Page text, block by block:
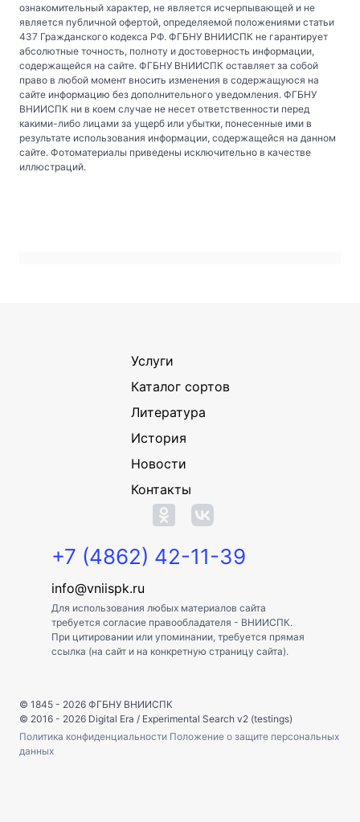
ознакомительный характер, не является исчерпывающей и не
является публичной офертой, определяемой положениями статьи
437 Гражданского кодекса РФ. ФГБНУ ВНИИСПК не гарантирует
абсолютные точность, полноту и достоверность информации,
содержащейся на сайте. ФГБНУ ВНИИСПК оставляет за собой
право в любой момент вносить изменения в содержащуюся на
сайте информацию без дополнительного уведомления. ФГБНУ
ВНИИСПК ни в коем случае не несет ответственности перед
какими-либо лицами за ущерб или убытки, понесенные ими в
результате использования информации, содержащейся на данном
сайте. Фотоматериалы приведены исключительно в качестве
иллюстраций.
Услуги
Каталог сортов
Литература
История
Новости
Контакты
+7 (4862) 42-11-39
info@vniispk.ru
Для использования любых материалов сайта
требуется согласие правообладателя - ВНИИСПК.
При цитировании или упоминании, требуется прямая
ссылка (на сайт и на конкретную страницу сайта).
© 1845 - 2026 ФГБНУ ВНИИСПК
© 2016 - 2026 Digital Era / Experimental Search v2 (testings)
Политика конфиденциальности Положение о защите персональных
данных